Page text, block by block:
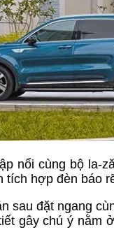
nổi cùng bộ la-
tích hợp đèn báo
sau đặt ngang
gây chú ý